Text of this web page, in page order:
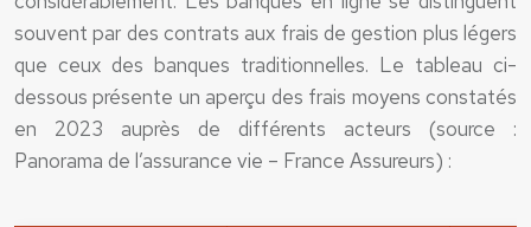
souvent par des contrats aux frais de gestion plus légers
que ceux des banques traditionnelles. Le tableau ci-
dessous présente un aperçu des frais moyens constatés
en 2023 auprès de différents acteurs (source :
Panorama de l’assurance vie – France Assureurs) :